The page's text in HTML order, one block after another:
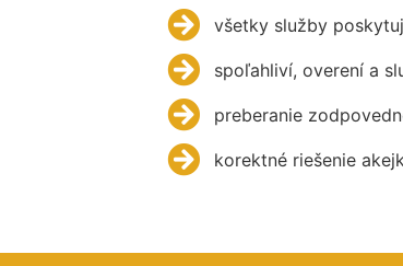
všetky služby
spoľahliví, overení a
preberanie
korektné riešenie